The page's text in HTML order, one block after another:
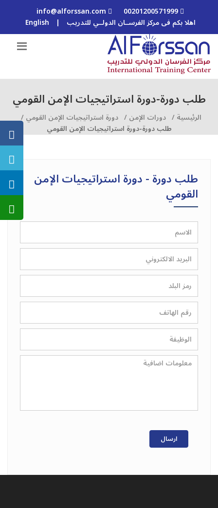
00201200571999
info@alforssan.com
اهلا بكم فى مركز الفرســان الدولــي للتدريب |
English
طلب دورة-دورة استراتيجيات الإمن القومي
الرئيسية / دورات الإمن / دورة استراتيجيات الإمن القومي /
طلب دورة-دورة استراتيجيات الإمن القومي
طلب دورة - دورة استراتيجيات الإمن
القومي
ارسال